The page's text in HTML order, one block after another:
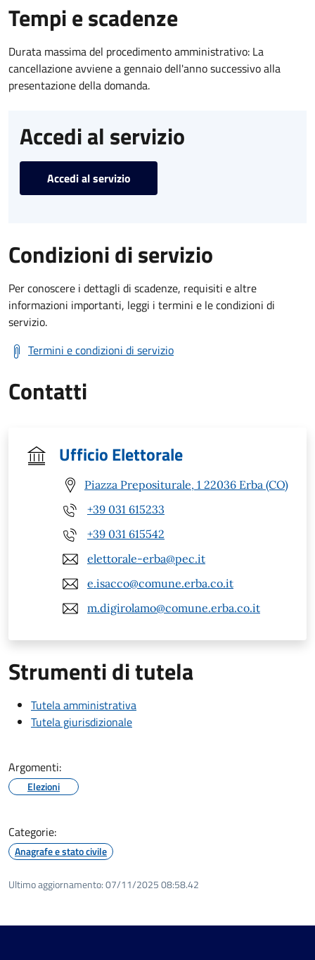
Tempi e scadenze
Durata massima del procedimento amministrativo: La
cancellazione avviene a gennaio dell'anno successivo alla
presentazione della domanda.
Accedi al servizio
Accedi al servizio
Condizioni di servizio
Per conoscere i dettagli di scadenze, requisiti e altre
informazioni importanti, leggi i termini e le condizioni di
servizio.
Termini e condizioni di servizio
Contatti
Ufficio Elettorale
Piazza Prepositurale, 1 22036 Erba (CO)
+39 031 615233
+39 031 615542
elettorale-erba@pec.it
e.isacco@comune.erba.co.it
m.digirolamo@comune.erba.co.it
Strumenti di tutela
Tutela amministrativa
Tutela giurisdizionale
Argomenti:
Elezioni
Categorie:
Anagrafe e stato civile
Ultimo aggiornamento:07/11/2025 08:58.42